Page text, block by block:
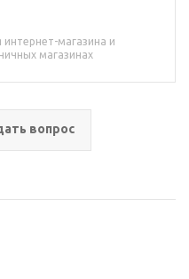
магазина и
магазинах
вопрос